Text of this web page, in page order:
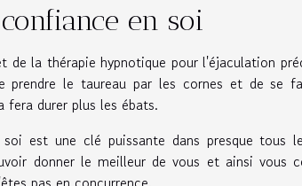
en soi
de la thérapie hypnotique pour l'éjaculation
prendre le taureau par les cornes et de se
durer plus les ébats.
est une clé puissante dans presque tous
donner le meilleur de vous et ainsi vous